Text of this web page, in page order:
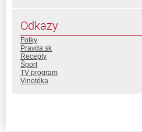
Odkazy
Fotky
Pravda.sk
Recepty
Šport
TV program
Vinotéka